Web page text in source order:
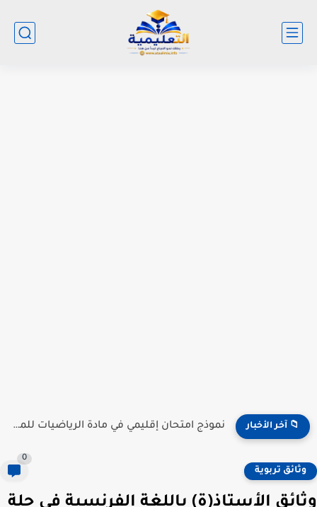
📁 آخر الأخبار نموذج امتحان إقليمي في مادة الرياضيات للمستوى السادس ابتدائي...
وثائق تربوية
0
وثائق الأستاذ(ة) باللغة الفرنسية في حلة